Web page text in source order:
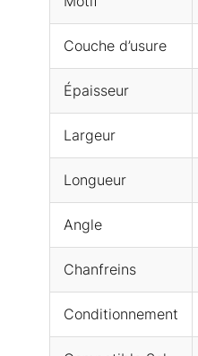
Couche d’usure
Épaisseur
Largeur
Longueur
Angle
Chanfreins
Conditionnement